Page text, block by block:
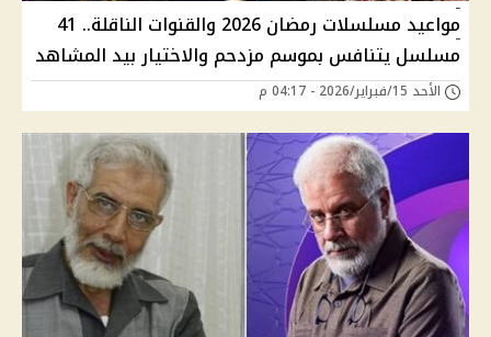
مواعيد مسلسلات رمضان 2026 والقنوات الناقلة.. 41
مسلسل يتنافس بموسم مزدحم والاختيار بيد المشاهد
الأحد 15/فبراير/2026 - 04:17 م